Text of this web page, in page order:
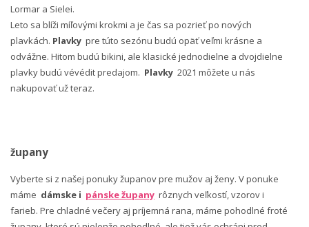
Lormar a Sielei.
Leto sa blíži míľovými krokmi a je čas sa pozrieť po nových
plavkách. Plavky pre túto sezónu budú opäť veľmi krásne a
odvážne. Hitom budú bikini, ale klasické jednodielne a dvojdielne
plavky budú vévédit predajom. Plavky 2021 môžete u nás
nakupovať už teraz.
župany
Vyberte si z našej ponuky županov pre mužov aj ženy. V ponuke
máme dámske i pánske župany rôznych veľkostí, vzorov i
farieb. Pre chladné večery aj príjemná rana, máme pohodlné froté